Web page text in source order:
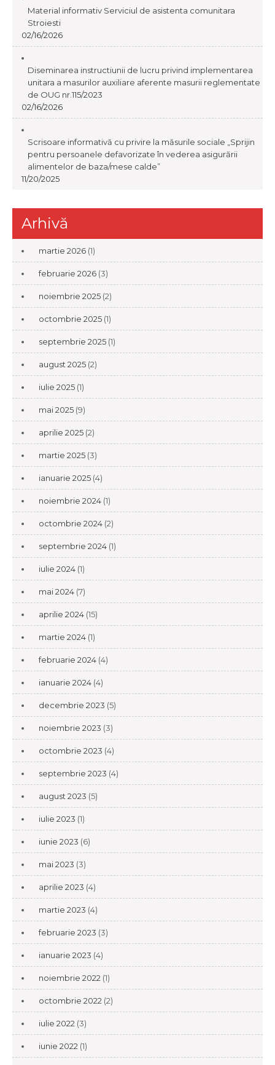
Material informativ Serviciul de asistenta comunitara
Stroiesti
02/16/2026
Diseminarea instructiunii de lucru privind implementarea
unitara a masurilor auxiliare aferente masurii reglementate
de OUG nr.115/2023
02/16/2026
Scrisoare informativă cu privire la măsurile sociale „Sprijin
pentru persoanele defavorizate în vederea asigurării
alimentelor de baza/mese calde”
11/20/2025
Arhivă
martie 2026 (1)
februarie 2026 (3)
noiembrie 2025 (2)
octombrie 2025 (1)
septembrie 2025 (1)
august 2025 (2)
iulie 2025 (1)
mai 2025 (9)
aprilie 2025 (2)
martie 2025 (3)
ianuarie 2025 (4)
noiembrie 2024 (1)
octombrie 2024 (2)
septembrie 2024 (1)
iulie 2024 (1)
mai 2024 (7)
aprilie 2024 (15)
martie 2024 (1)
februarie 2024 (4)
ianuarie 2024 (4)
decembrie 2023 (5)
noiembrie 2023 (3)
octombrie 2023 (4)
septembrie 2023 (4)
august 2023 (5)
iulie 2023 (1)
iunie 2023 (6)
mai 2023 (3)
aprilie 2023 (4)
martie 2023 (4)
februarie 2023 (3)
ianuarie 2023 (4)
noiembrie 2022 (1)
octombrie 2022 (2)
iulie 2022 (3)
iunie 2022 (1)